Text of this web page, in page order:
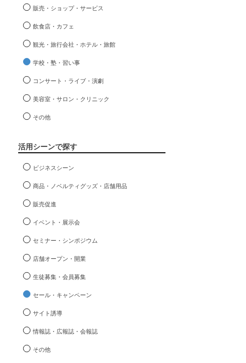
販売・ショップ・サービス
飲食店・カフェ
観光・旅行会社・ホテル・旅館
学校・塾・習い事
コンサート・ライブ・演劇
美容室・サロン・クリニック
その他
活用シーンで探す
ビジネスシーン
商品・ノベルティグッズ・店舗用品
販売促進
イベント・展示会
セミナー・シンポジウム
店舗オープン・開業
生徒募集・会員募集
セール・キャンペーン
サイト誘導
情報誌・広報誌・会報誌
その他